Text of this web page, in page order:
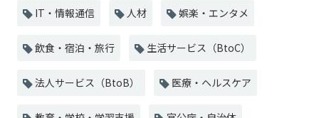
IT・情報通信 人材 娯楽・エンタメ
飲食・宿泊・旅行 生活サービス（BtoC）
法人サービス（BtoB） 医療・ヘルスケア